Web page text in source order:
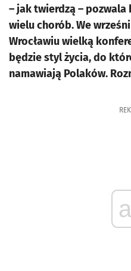
– jak twierdzą –
wielu chorób. We
Wrocławiu wielką
będzie styl życia, do
namawiają Polaków.